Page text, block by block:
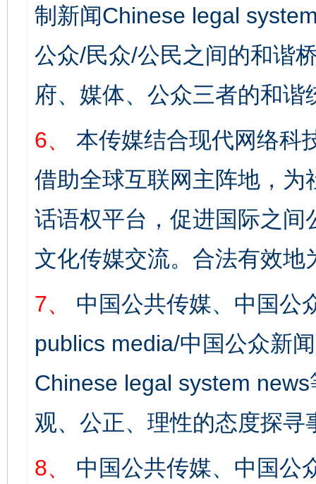
制新闻Chinese legal
公众/民众/公民之间的和谐
府、媒体、公众三者的和谐
6、
本传媒结合现代网络科
借助全球互联网主阵地，
话语权平台，促进国际之
文化传媒交流。合法有效地
7、
中国公共传媒、中国公
publics media/中国公众新
Chinese legal system
观、公正、理性的态度探寻
8、
中国公共传媒、中国公
完善运行机制助力责任有效落实 一纸欠
东山县通报“牛蛙产品抗生素超标问题”